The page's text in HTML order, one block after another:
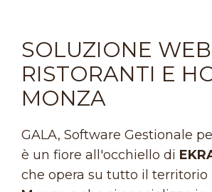
SOLUZIONE
RISTORANTI E
MONZA
GALA, Software Gestionale
è un fiore all'occhiello di
che opera su tutto il territorio